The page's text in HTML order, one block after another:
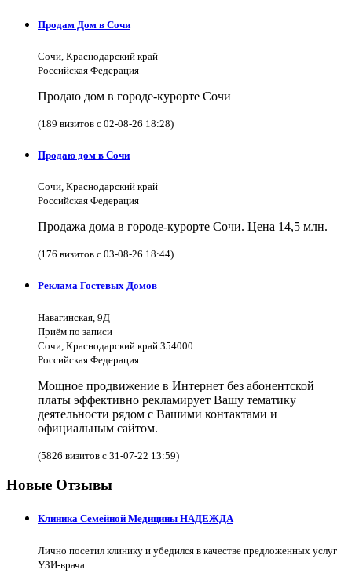
Продам Дом в Сочи
Сочи, Краснодарский край
Российская Федерация
Продаю дом в городе-курорте Сочи
(189 визитов с 02-08-26 18:28)
Продаю дом в Сочи
Сочи, Краснодарский край
Российская Федерация
Продажа дома в городе-курорте Сочи. Цена 14,5 млн.
(176 визитов с 03-08-26 18:44)
Реклама Гостевых Домов
Навагинская, 9Д
Приём по записи
Сочи, Краснодарский край 354000
Российская Федерация
Мощное продвижение в Интернет без абонентской
платы эффективно рекламирует Вашу тематику
деятельности рядом с Вашими контактами и
официальным сайтом.
(5826 визитов с 31-07-22 13:59)
Новые Отзывы
Клиника Семейной Медицины НАДЕЖДА
Лично посетил клинику и убедился в качестве предложенных услуг
УЗИ-врача